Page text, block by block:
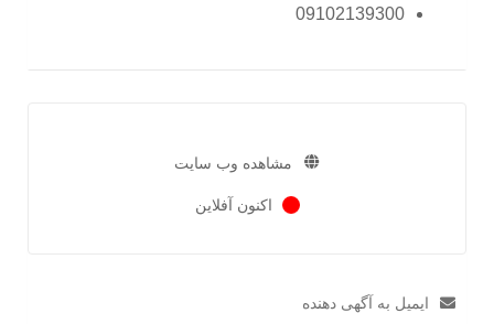
09102139300
مشاهده وب سایت
اکنون آفلاین
ایمیل به آگهی دهنده